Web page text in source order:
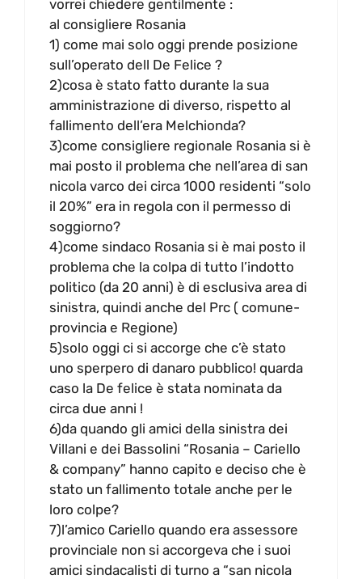
vorrei chiedere gentilmente :
al consigliere Rosania
1) come mai solo oggi prende posizione
sull’operato dell De Felice ?
2)cosa è stato fatto durante la sua
amministrazione di diverso, rispetto al
fallimento dell’era Melchionda?
3)come consigliere regionale Rosania si è
mai posto il problema che nell’area di san
nicola varco dei circa 1000 residenti “solo
il 20%” era in regola con il permesso di
soggiorno?
4)come sindaco Rosania si è mai posto il
problema che la colpa di tutto l’indotto
politico (da 20 anni) è di esclusiva area di
sinistra, quindi anche del Prc ( comune-
provincia e Regione)
5)solo oggi ci si accorge che c’è stato
uno sperpero di danaro pubblico! quarda
caso la De felice è stata nominata da
circa due anni !
6)da quando gli amici della sinistra dei
Villani e dei Bassolini “Rosania – Cariello
& company” hanno capito e deciso che è
stato un fallimento totale anche per le
loro colpe?
7)l’amico Cariello quando era assessore
provinciale non si accorgeva che i suoi
amici sindacalisti di turno a “san nicola